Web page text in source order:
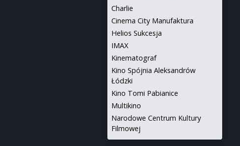
Charlie
Cinema City Manufaktura
Helios Sukcesja
IMAX
Kinematograf
Kino Spójnia Aleksandrów
Łódzki
Kino Tomi Pabianice
Multikino
Narodowe Centrum Kultury
Filmowej